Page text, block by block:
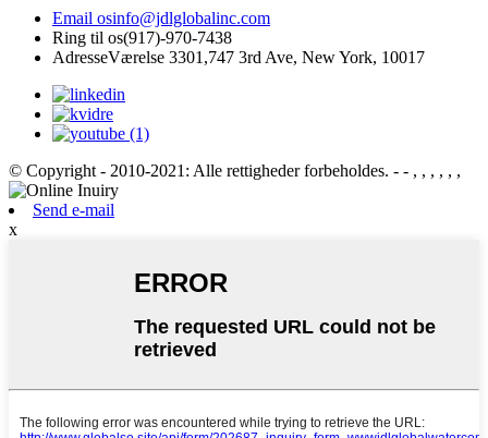
Email osinfo@jdlglobalinc.com
Ring til os(917)-970-7438
AdresseVærelse 3301,747 3rd Ave, New York, 10017
© Copyright - 2010-2021: Alle rettigheder forbeholdes. - - , , , , , ,
Send e-mail
x